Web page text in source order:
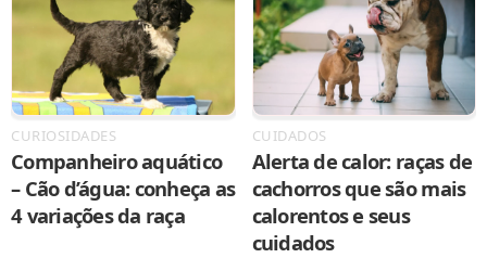
CURIOSIDADES
Companheiro aquático
– Cão d’água: conheça as
4 variações da raça
CUIDADOS
Alerta de calor: raças de
cachorros que são mais
calorentos e seus
cuidados